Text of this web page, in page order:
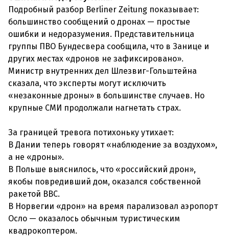
Подробный разбор Berliner Zeitung показывает:
большинство сообщений о дронах — простые
ошибки и недоразумения. Представительница
группы ПВО Бундесвера сообщила, что в Занице и
других местах «дронов не зафиксировано».
Министр внутренних дел Шлезвиг-Гольштейна
сказала, что эксперты могут исключить
«незаконные дроны» в большинстве случаев. Но
крупные СМИ продолжали нагнетать страх.
За границей тревога потихоньку утихает:
В Дании теперь говорят «наблюдение за воздухом»,
а не «дроны».
В Польше выяснилось, что «российский дрон»,
якобы повредивший дом, оказался собственной
ракетой ВВС.
В Норвегии «дрон» на время парализовал аэропорт
Осло — оказалось обычным туристическим
квадрокоптером.